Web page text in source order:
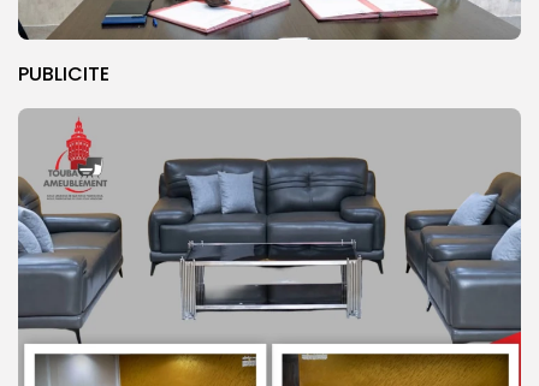
PUBLICITE